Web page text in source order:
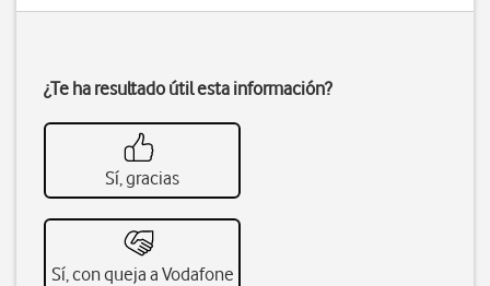
¿Te ha resultado útil esta información?
Sí, gracias
Sí, con queja a Vodafone